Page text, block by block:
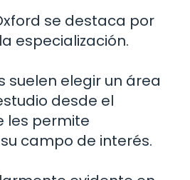
se destaca por
especialización.
suelen elegir un área
desde el
les permite
campo de interés.